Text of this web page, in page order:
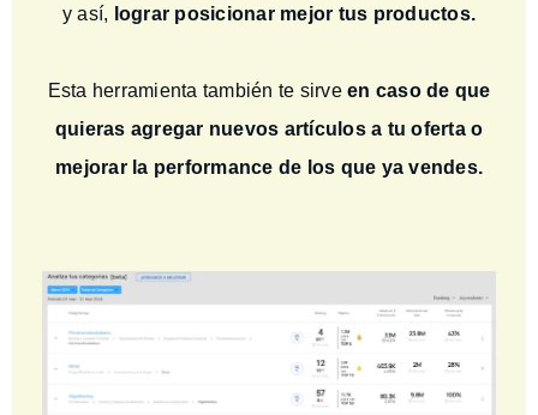
y así, lograr posicionar mejor tus productos.
Esta herramienta también te sirve en caso de que
quieras agregar nuevos artículos a tu oferta o
mejorar la performance de los que ya vendes.